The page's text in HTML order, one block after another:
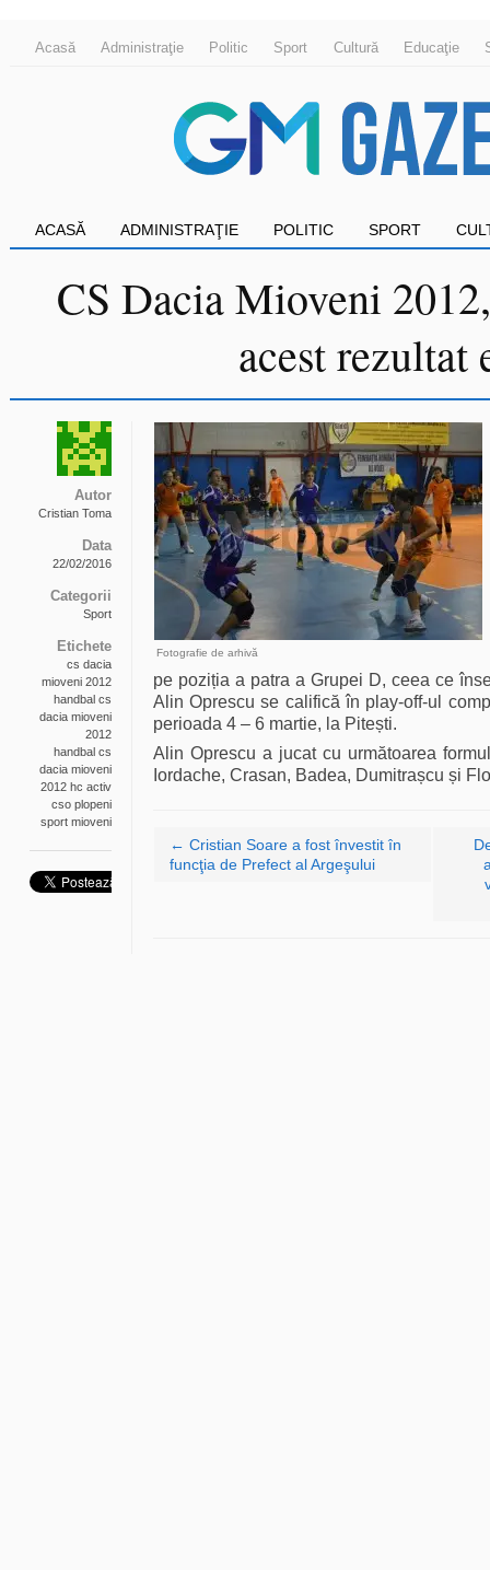
Acasă Administraţie Politic Sport Cultură Educaţie
ACASĂ ADMINISTRAŢIE POLITIC SPORT
CS Dacia Mioveni
acest
Autor
Cristian Toma
Data
22/02/2016
Categorii
Sport
Etichete
cs dacia
mioveni 2012
handbal cs
dacia mioveni
2012
handbal cs
dacia mioveni
2012 hc activ
cso plopeni
sport mioveni
Fotografie de arhivă
pe poziția a patra a Grupei D, ceea ce
Alin Oprescu se califică în play-off-ul
perioada 4 – 6 martie, la Pitești.
Alin Oprescu a jucat cu următoarea
Iordache, Crasan, Badea, Dumitrașcu și
Navigare articole
← Cristian Soare a fost învestit în
funcţia de Prefect al Argeşului